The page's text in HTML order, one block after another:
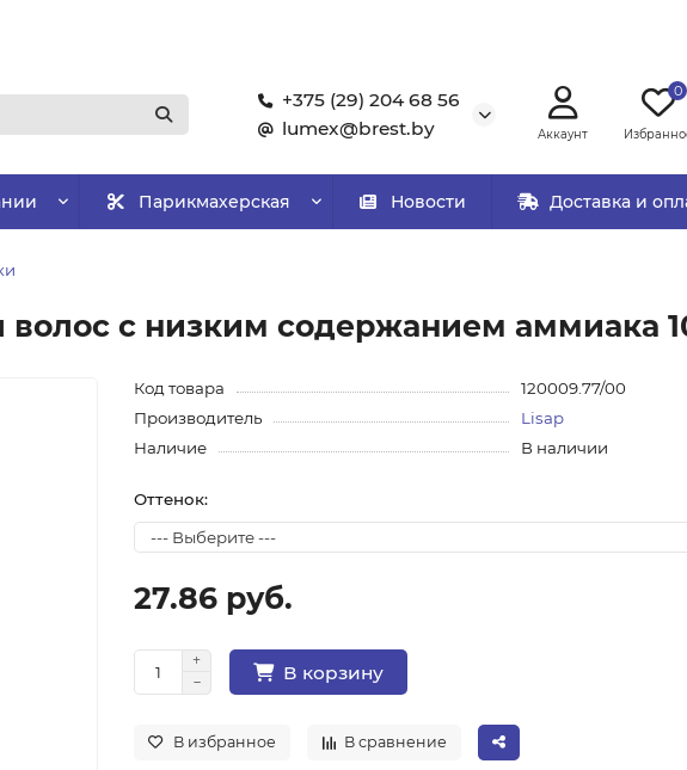
+375 (29) 204 68 56
lumex@brest.by
Аккаунт
0
Парикмахерская Новости Доставка и
волос с низким содержанием аммиака
Код товара
120009.77/00
Производитель
Lisap
Наличие
В наличии
Оттенок:
27.86 руб.
В корзину
В избранное В сравнение